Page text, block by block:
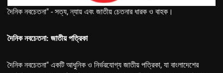
দৈনিক নবচেতনা" - সত্য, ন্যায় এবং জাতীয় চেতনার ধারক ও বাহক।
দৈনিক নবচেতনা: জাতীয় পত্রিকা
দৈনিক নবচেতনা" একটি আধুনিক ও নির্ভরযোগ্য জাতীয় পত্রিকা, যা বাংলাদেশের